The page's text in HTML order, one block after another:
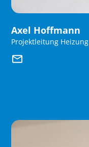
Axel Hoffmann
Projektleitung Heizung